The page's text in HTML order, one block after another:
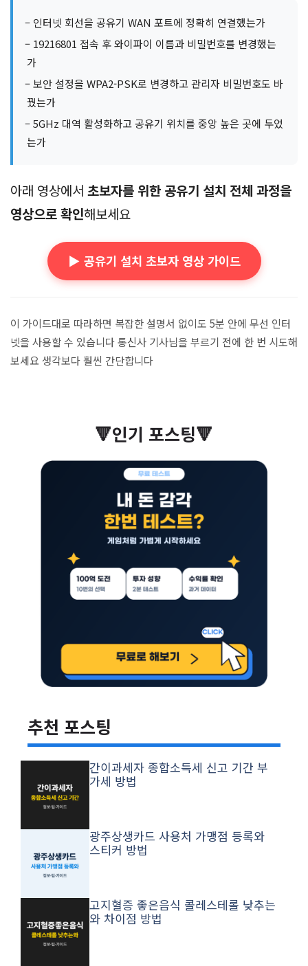
– 인터넷 회선을 공유기 WAN 포트에 정확히 연결했는가
– 19216801 접속 후 와이파이 이름과 비밀번호를 변경했는
가
– 보안 설정을 WPA2-PSK로 변경하고 관리자 비밀번호도 바
꿨는가
– 5GHz 대역 활성화하고 공유기 위치를 중앙 높은 곳에 두었
는가
아래 영상에서 초보자를 위한 공유기 설치 전체 과정을
영상으로 확인해보세요
▶️ 공유기 설치 초보자 영상 가이드
이 가이드대로 따라하면 복잡한 설명서 없이도 5분 안에 무선 인터
넷을 사용할 수 있습니다 통신사 기사님을 부르기 전에 한 번 시도해
보세요 생각보다 훨씬 간단합니다
🔻인기 포스팅🔻
추천 포스팅
간이과세자 종합소득세 신고 기간 부
가세 방법
광주상생카드 사용처 가맹점 등록와
스티커 방법
고지혈증 좋은음식 콜레스테롤 낮추는
와 차이점 방법